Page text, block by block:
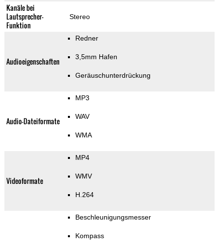
Kanäle bei
Lautsprecher-
Funktion
Stereo
Audioeigenschaften
Redner
3,5mm Hafen
Geräuschunterdrückung
Audio-Dateiformate
MP3
WAV
WMA
Videoformate
MP4
WMV
H.264
Beschleunigungsmesser
Kompass